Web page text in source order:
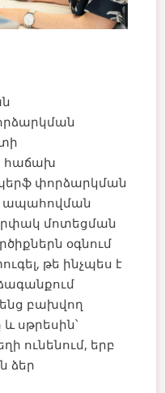
հաճախ
փորձարկման
ապահովման
մոտեցման
օգնում
​​թե ինչպես է
բախվող
սթրեսին՝
ունենում, երբ
ձեր